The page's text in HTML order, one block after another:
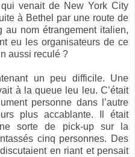
venait de New York City
à Bethel par une route de
au nom étrangement italien,
eu les organisateurs de ce
aussi reculé ?
un peu difficile. Une
à la queue leu leu. C’était
personne dans l’autre
plus accablante. Il était
sorte de pick-up sur la
cinq personnes. Des
en riant et pensait